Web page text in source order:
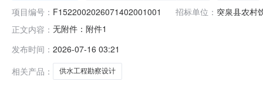
项目编号： F1522002026071402001001 招标单位： 突泉县农村
正文内容： 无附件：附件1
发布时间： 2026-07-16 03:21
相关产品：
供水工程勘察设计